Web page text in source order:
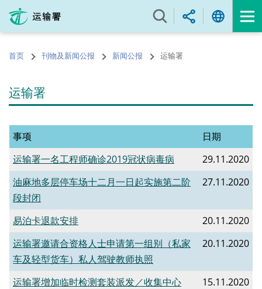
内
的首页 刊物及新闻公报 新闻公报 运输署
运输署
事项
日期
运输署一名工程师确诊2019冠状病毒病
29.11.2020
油麻地多层停车场十二月一日起实施第二阶
段封闭
27.11.2020
易泊卡退款安排
20.11.2020
运输署邀请合资格人士申请第一组别（私家
车及轻型货车）私人驾驶教师执照
20.11.2020
运输署增加临时检测套装派发／收集中心
15.11.2020